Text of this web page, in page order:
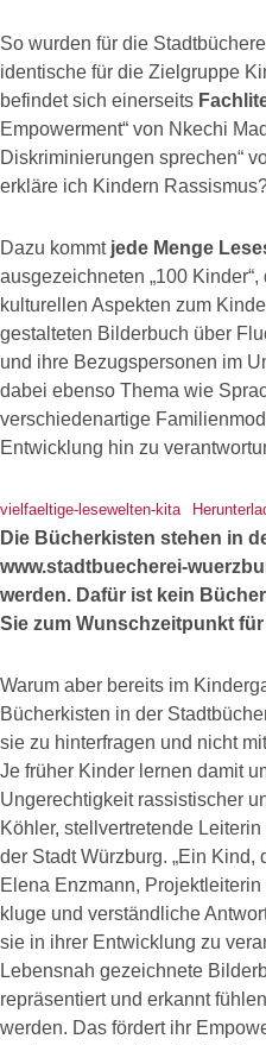
So wurden für die
identische für die Zielgruppe
befindet sich einerseits
Empowerment“ von Nkechi
Diskriminierungen sprechen“
erkläre ich Kindern
Dazu kommt jede Menge
ausgezeichneten „100
kulturellen Aspekten zum
gestalteten Bilderbuch über
und ihre Bezugspersonen im
dabei ebenso Thema wie
verschiedenartige
Entwicklung hin zu
vielfaeltige-lesewelten-kita
Die Bücherkisten stehen in
www.stadtbuecherei-
werden. Dafür ist kein
Sie zum Wunschzeitpunkt
Warum aber bereits im
Bücherkisten in der
sie zu hinterfragen und nicht
Je früher Kinder lernen damit
Ungerechtigkeit rassistischer
Köhler, stellvertretende
der Stadt Würzburg. „Ein Kind,
Elena Enzmann,
kluge und verständliche
sie in ihrer Entwicklung zu
Lebensnah gezeichnete
repräsentiert und erkannt
werden. Das fördert ihr